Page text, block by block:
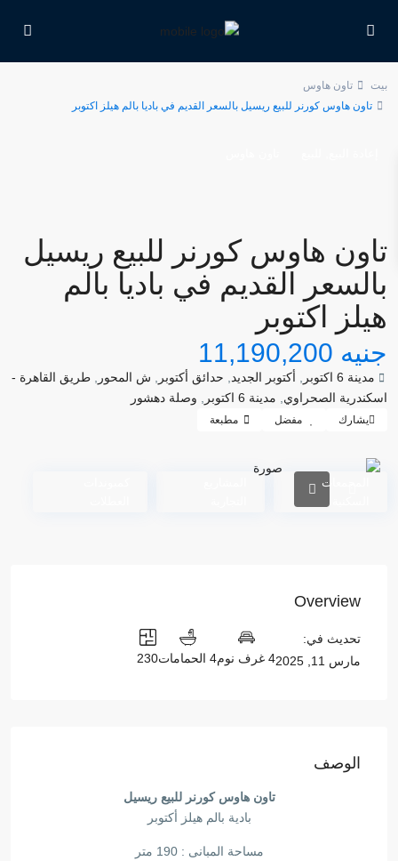
بيت
تاون هاوس
تاون هاوس كورنر للبيع ريسيل بالسعر القديم في باديا بالم هيلز اكتوبر
تاون هاوس كورنر للبيع ريسيل
بالسعر القديم في باديا بالم
هيلز اكتوبر
جنيه 11,190,200
مدينة 6 اكتوبر أكتوبر الجديد حدائق أكتوبر ش المحور
طريق القاهرة -
اسكندرية الصحراوي
مدينة 6 اكتوبر وصلة دهشور
يشارك مفضل مطبعة
المجمعات
Overview
تحديث في:
مارس 11, 2025
4 غرف نوم 4 الحمامات 230
الوصف
تاون هاوس كورنر للبيع ريسيل
بادية بالم هيلز أكتوبر
مساحة المبانى : 190 متر